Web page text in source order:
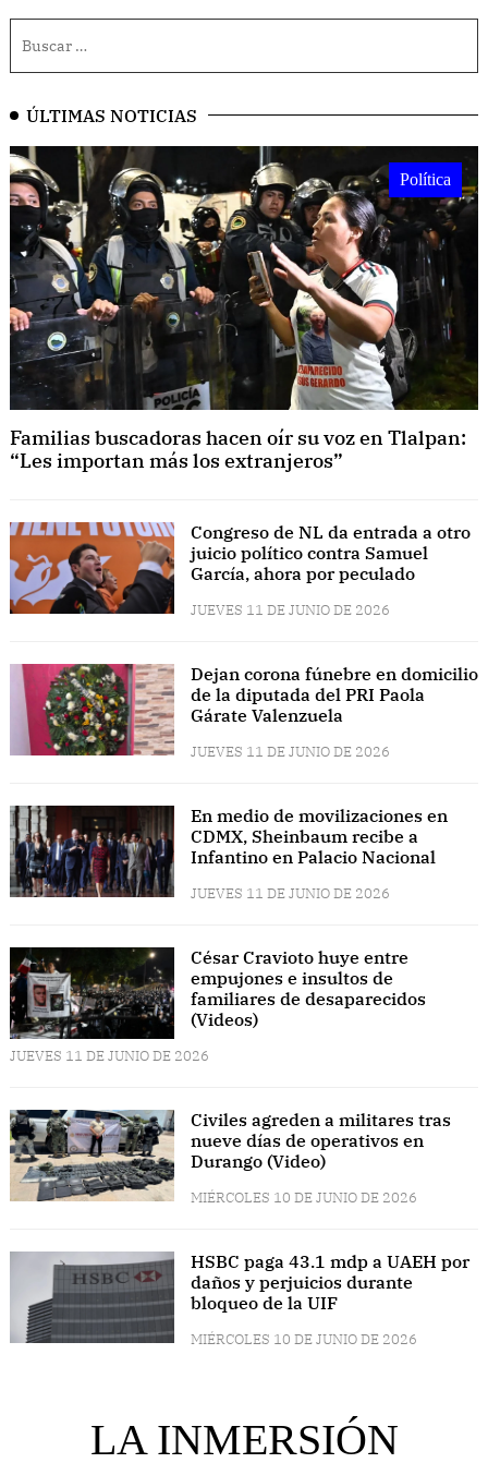
ÚLTIMAS NOTICIAS
Política
Familias buscadoras hacen oír su voz en Tlalpan:
“Les importan más los extranjeros”
Congreso de NL da entrada a otro
juicio político contra Samuel
García, ahora por peculado
JUEVES 11 DE JUNIO DE 2026
Dejan corona fúnebre en domicilio
de la diputada del PRI Paola
Gárate Valenzuela
JUEVES 11 DE JUNIO DE 2026
En medio de movilizaciones en
CDMX, Sheinbaum recibe a
Infantino en Palacio Nacional
JUEVES 11 DE JUNIO DE 2026
César Cravioto huye entre
empujones e insultos de
familiares de desaparecidos
(Videos)
JUEVES 11 DE JUNIO DE 2026
Civiles agreden a militares tras
nueve días de operativos en
Durango (Video)
MIÉRCOLES 10 DE JUNIO DE 2026
HSBC paga 43.1 mdp a UAEH por
daños y perjuicios durante
bloqueo de la UIF
MIÉRCOLES 10 DE JUNIO DE 2026
LA INMERSIÓN